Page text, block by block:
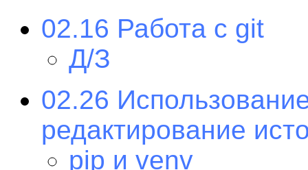
02.16 Работа с git
Д/З
02.26
редактирование
pip и venv